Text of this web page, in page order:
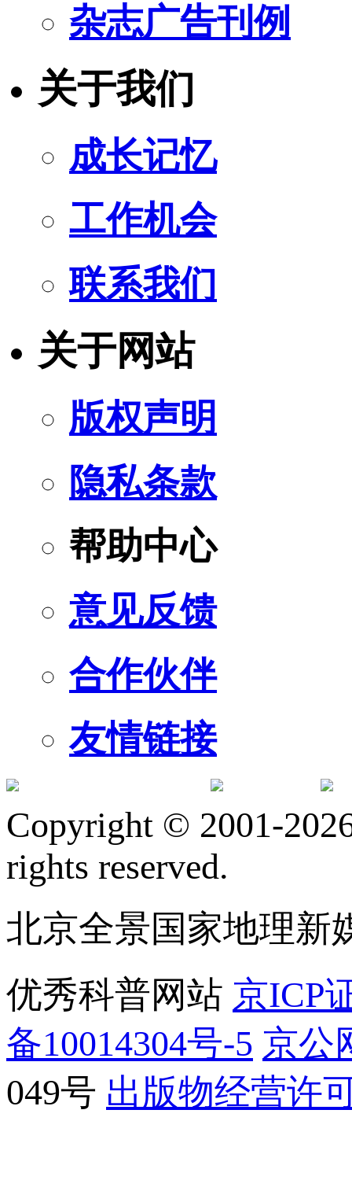
杂志广告刊例
关于我们
成长记忆
工作机会
联系我们
关于网站
版权声明
隐私条款
帮助中心
意见反馈
合作伙伴
友情链接
Copyright © 2001-
rights reserved.
北京全景国家地理新
优秀科普网站 京ICP
备10014304号-5 京公
049号 出版物经营许